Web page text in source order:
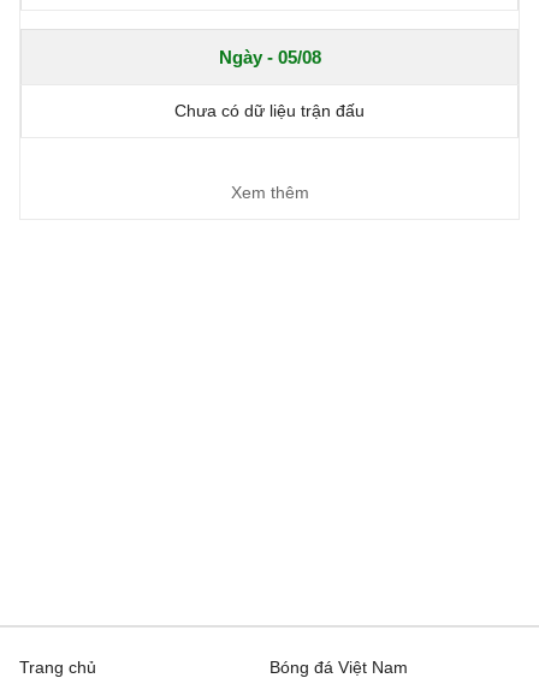
Ngày - 05/08
Chưa có dữ liệu trận đấu
Xem thêm
Trang chủ Bóng đá Việt Nam